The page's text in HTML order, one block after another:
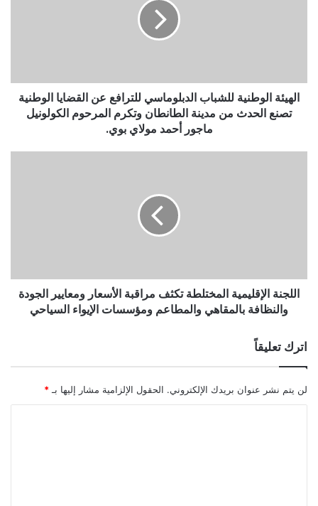
الهيئة الوطنية للشباب الدبلوماسي للترافع عن القضايا الوطنية
تصنع الحدث من مدينة الطانطان وتكرم المرحوم الكولونيل
ماجور أحمد مولاي بوي.
اللجنة الإقليمية المختلطة تكثف مراقبة الأسعار ومعايير الجودة
والنظافة بالمقاهي والمطاعم ومؤسسات الإيواء السياحي
اترك تعليقاً
لن يتم نشر عنوان بريدك الإلكتروني. الحقول الإلزامية مشار إليها بـ *